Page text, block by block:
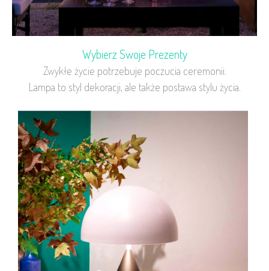
Wybierz Swoje Prezenty
Zwykłe życie potrzebuje poczucia ceremonii.
Lampa to styl dekoracji, ale także postawa stylu życia.